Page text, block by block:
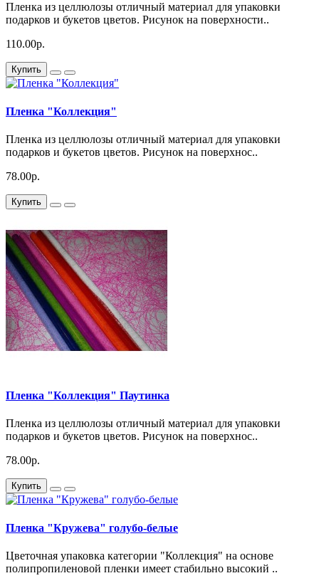
Пленка из целлюлозы отличный материал для упаковки
подарков и букетов цветов. Рисунок на поверхности..
110.00р.
Купить
Пленка "Коллекция"
Пленка из целлюлозы отличный материал для упаковки
подарков и букетов цветов. Рисунок на поверхнос..
78.00р.
Купить
Пленка "Коллекция" Паутинка
Пленка из целлюлозы отличный материал для упаковки
подарков и букетов цветов. Рисунок на поверхнос..
78.00р.
Купить
Пленка "Кружева" голубо-белые
Цветочная упаковка категории "Коллекция" на основе
полипропиленовой пленки имеет стабильно высокий ..